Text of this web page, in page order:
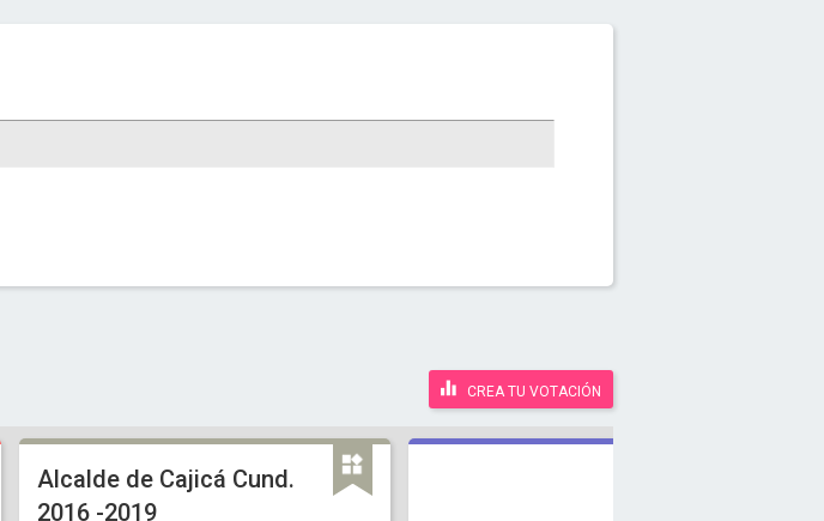
CREA TU VOTACIÓN
Alcalde de Cajicá Cund.
2016 -2019